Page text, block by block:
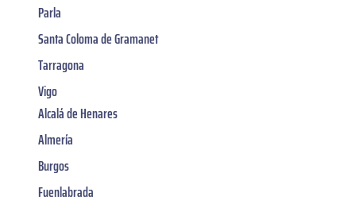
Parla
Santa Coloma de Gramanet
Tarragona
Vigo
Alcalá de Henares
Almería
Burgos
Fuenlabrada